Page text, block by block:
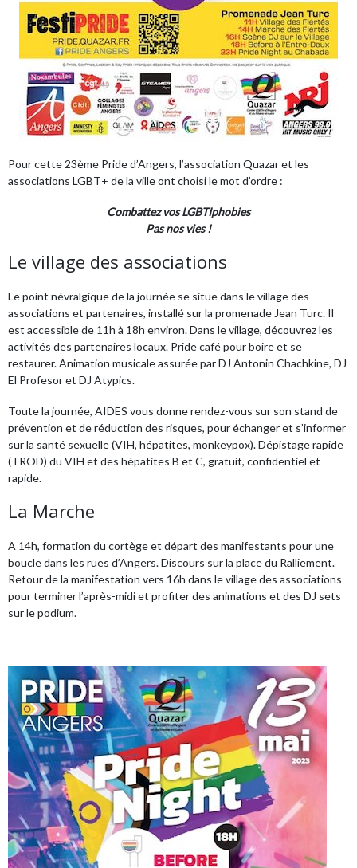
Pour cette 23ème Pride d’Angers, l’association Quazaret les
associations LGBT+ de la ville ont choisi le mot d’ordre :
Combattez vos LGBTIphobies
Pas nos vies !
Le village des associations
Le point névralgique de la journée se situe dans le village des
associations et partenaires, installé sur la promenade Jean Turc. Il
est accessible de 11h à 18h environ. Dans le village, découvrez les
activités des partenaires locaux. Pride café pour boire et se
restaurer. Animation musicale assurée par DJ Antonin Chachkine, DJ
El Profesor et DJ Atypics.
Toute la journée, AIDES vous donne rendez-vous sur son stand de
prévention et de réduction des risques, pour échanger et s’informer
sur la santé sexuelle (VIH, hépatites, monkeypox). Dépistage rapide
(TROD) du VIH et des hépatites B et C, gratuit, confidentiel et
rapide.
La Marche
A 14h, formation du cortège et départ des manifestants pour une
boucle dans les rues d’Angers. Discours sur la place du Ralliement.
Retour de la manifestation vers 16h dans le village des associations
pour terminer l’après-midi et profiter des animations et des DJ sets
sur le podium.